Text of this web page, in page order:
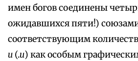
имен богов соединены
ожидавшихся пяти!)
соответствующим
и (.и) как особым